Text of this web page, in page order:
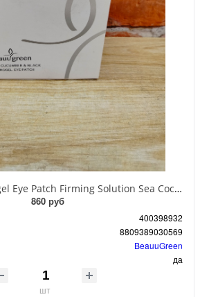
BeauuGreen Hydrogel Eye Patch Firming Solution Sea Cocumber & Black Гидрогелевые патчи для кожи вокруг глаз с экстрактом черного морского огурца 60 шт 90 гр
860 руб
400398932
8809389030569
BeauuGreen
да
шт